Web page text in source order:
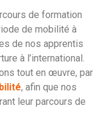
de formation
de mobilité à
de nos apprentis
à l’international.
tout en œuvre, par
, afin que nos
leur parcours de